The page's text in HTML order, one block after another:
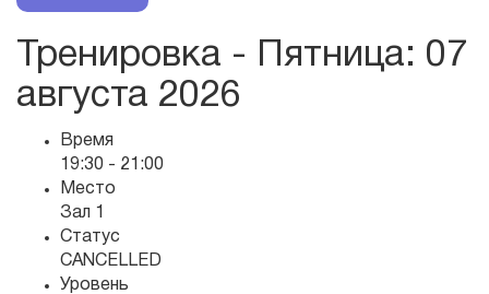
Тренировка - Пятница: 07
августа 2026
Время
19:30 - 21:00
Место
Зал 1
Статус
CANCELLED
Уровень